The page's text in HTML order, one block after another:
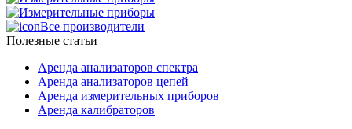
Все производители
Полезные статьи
Аренда анализаторов спектра
Аренда анализаторов цепей
Аренда измерительных приборов
Аренда калибраторов